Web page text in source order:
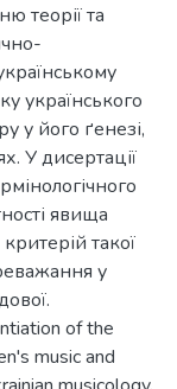
теорії та
українського
у його ґенезі,
У дисертації
явища
такої
у
of the
music and